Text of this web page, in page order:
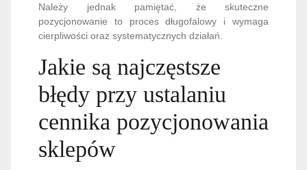
Należy jednak pamiętać, że skuteczne
pozycjonowanie to proces długofalowy i wymaga
cierpliwości oraz systematycznych działań.
Jakie są najczęstsze
błędy przy ustalaniu
cennika pozycjonowania
sklepów